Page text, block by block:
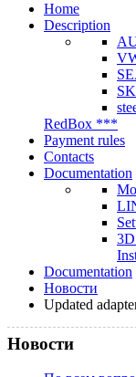
Home
Description
RedBox ***
Payment rules
Contacts
Documentation
Documentation
Новости
Updated
Новости